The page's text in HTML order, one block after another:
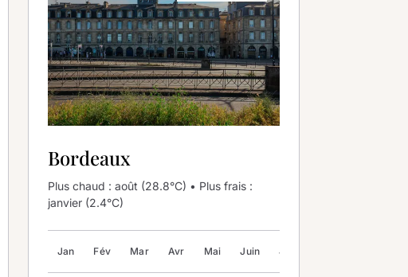
Sep Oct Nov Déc
Bordeaux
Plus chaud : août (28.8°C) • Plus frais :
janvier (2.4°C)
Jan Fév Mar Avr Mai Juin Juil